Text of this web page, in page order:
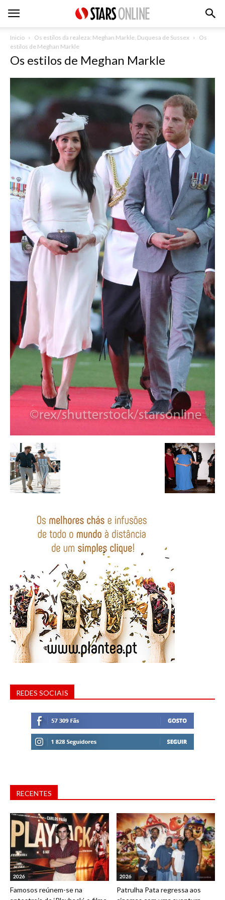
Inicio Os estilos da realeza: Meghan Markle, Duquesa de Sussex
Os
estilos de Meghan Markle
Os estilos de Meghan Markle
REDES SOCIAIS
RECENTES
2026
Famosos reúnem-se na
2026
Patrulha Pata regressa aos